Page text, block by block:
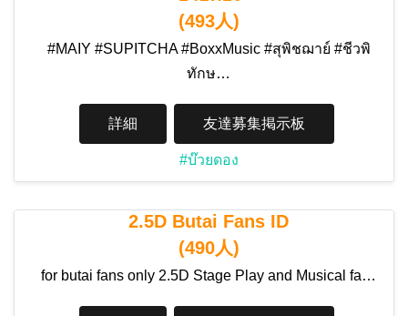
(493人)
#MAIY #SUPITCHA #BoxxMusic #สุพิชฌาย์ #ชีวพิ
ทักษ…
詳細 友達募集掲示板
#บ๊วยดอง
2.5D Butai Fans ID
(490人)
for butai fans only 2.5D Stage Play and Musical fa…